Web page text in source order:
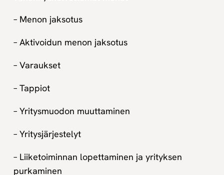
– Menon jaksotus
– Aktivoidun menon jaksotus
– Varaukset
– Tappiot
– Yritysmuodon muuttaminen
– Yritysjärjestelyt
– Liiketoiminnan lopettaminen ja yrityksen
purkaminen